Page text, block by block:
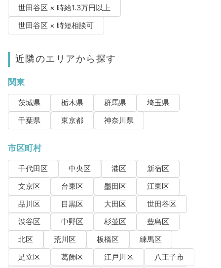
世田谷区 × 時給1.3万円以上
世田谷区 × 時短相談可
近隣のエリアから探す
関東
茨城県 栃木県 群馬県
埼玉県
千葉県
東京都 神奈川県
市区町村
千代田区 中央区 港区
新宿区
文京区
台東区 墨田区
江東区
品川区
目黒区 大田区
世田谷区
渋谷区
中野区 杉並区
豊島区
北区
荒川区 板橋区
練馬区
足立区
葛飾区 江戸川区
八王子市